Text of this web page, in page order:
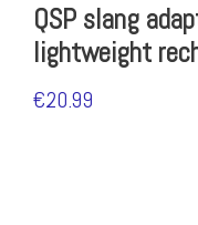
QSP slang
lightweight
€20.99